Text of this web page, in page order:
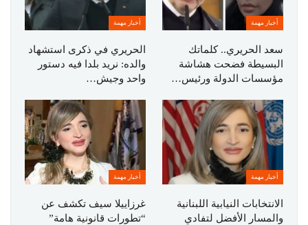
أخبار مهمة
سعد الحريري.. كلماتك
البسيطة فضحت هشاشة
مؤسسات الدولة ورئيس…
أخبار مهمة
الحريري في ذكرى استشهاد
والده: نريد بلدا فيه دستور
واحد وجيش…
أخبار مهمة
الانتخابات النيابية اللبنانية
والمسار الأفضل لتفادي
أخبار مهمة
غرزاييلا سيف تكشف عن
“تطورات قانونية هامة”